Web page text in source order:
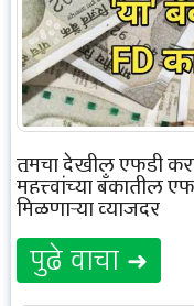
तुमचा देखील एफडी
महत्त्वांच्या बँकातील
मिळणाऱ्या व्याजदर
पुढे वाचा ➜